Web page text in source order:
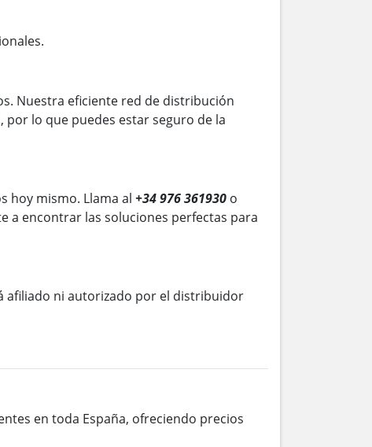
Nuestra eficiente red de distribución
lo que puedes estar seguro de la
hoy mismo. Llama al +34 976 361930 o
a encontrar las soluciones perfectas para
afiliado ni autorizado por el distribuidor
en toda España, ofreciendo precios